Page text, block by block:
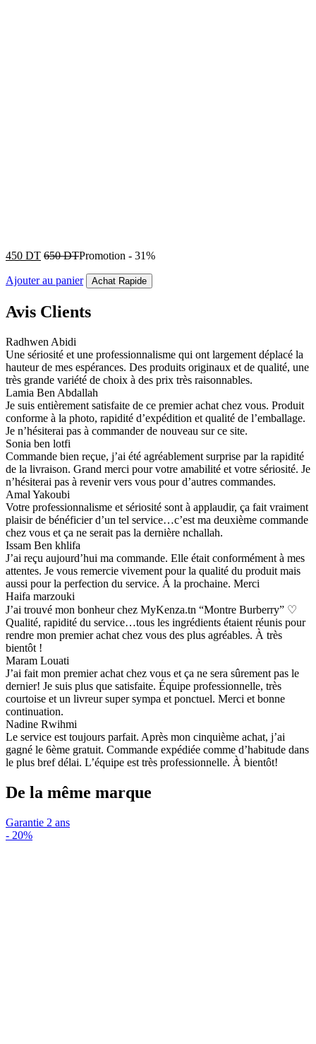
450 DT 650DTPromotion - 31%
Ajouter au panier Achat Rapide
Avis Clients
Radhwen Abidi
Une sériosité et une professionnalisme qui ont largement déplacé la
hauteur de mes espérances. Des produits originaux et de qualité, une
très grande variété de choix à des prix très raisonnables.
Lamia Ben Abdallah
Je suis entièrement satisfaite de ce premier achat chez vous. Produit
conforme à la photo, rapidité d’expédition et qualité de l’emballage.
Je n’hésiterai pas à commander de nouveau sur ce site.
Sonia ben lotfi
Commande bien reçue, j’ai été agréablement surprise par la rapidité
de la livraison. Grand merci pour votre amabilité et votre sériosité. Je
n’hésiterai pas à revenir vers vous pour d’autres commandes.
Amal Yakoubi
Votre professionnalisme et sériosité sont à applaudir, ça fait vraiment
plaisir de bénéficier d’un tel service…c’est ma deuxième commande
chez vous et ça ne serait pas la dernière nchallah.
Issam Ben khlifa
J’ai reçu aujourd’hui ma commande. Elle était conformément à mes
attentes. Je vous remercie vivement pour la qualité du produit mais
aussi pour la perfection du service. À la prochaine. Merci
Haifa marzouki
J’ai trouvé mon bonheur chez MyKenza.tn “Montre Burberry” ♡
Qualité, rapidité du service…tous les ingrédients étaient réunis pour
rendre mon premier achat chez vous des plus agréables. À très
bientôt !
Maram Louati
J’ai fait mon premier achat chez vous et ça ne sera sûrement pas le
dernier! Je suis plus que satisfaite. Équipe professionnelle, très
courtoise et un livreur super sympa et ponctuel. Merci et bonne
continuation.
Nadine Rwihmi
Le service est toujours parfait. Après mon cinquième achat, j’ai
gagné le 6ème gratuit. Commande expédiée comme d’habitude dans
le plus bref délai. L’équipe est très professionnelle. À bientôt!
De la même marque
Garantie 2 ans
- 20%